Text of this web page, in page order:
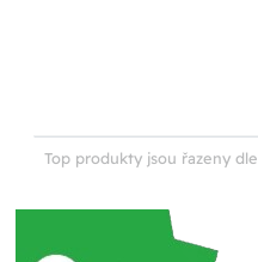
Top produkty jsou řazeny